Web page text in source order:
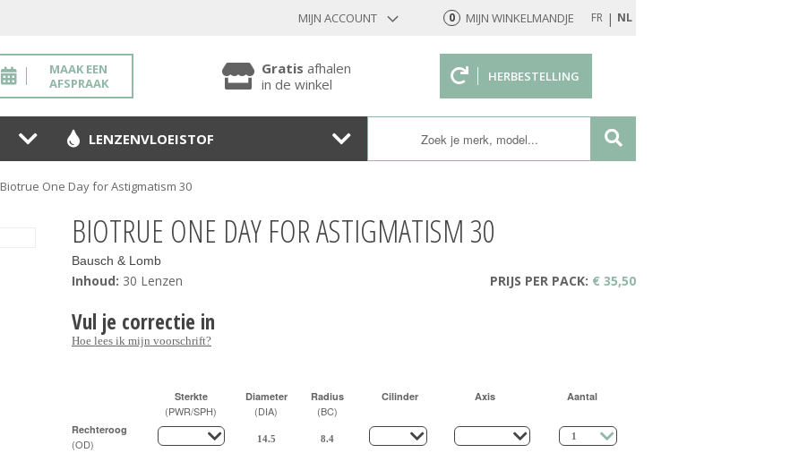
MIJN ACCOUNT
INLOGGEN BESTAANDE KLANT
wachtwoord
Wachtwoord vergeten?
BEVESTIGEN
NIEUWE KLANT
0 MIJN WINKELMANDJE FR | NL
MAAK EEN
AFSPRAAK
Gratis afhalen
in de winkel
HERBESTELLING
LENZENVLOEISTOF
Biotrue One Day for Astigmatism 30
BIOTRUE ONE DAY FOR ASTIGMATISM 30
Bausch & Lomb
Inhoud: 30 Lenzen PRIJS PER PACK: € 35,50
Vul je correctie in
Hoe lees ik mijn voorschrift?
Sterkte
(PWR/SPH)
Diameter
(DIA)
Radius
(BC)
Cilinder Axis Aantal
Rechteroog
(OD)